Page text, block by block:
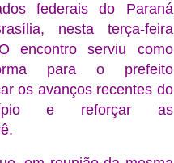
federais do Paraná
nesta terça-feira
encontro serviu como
para o prefeito
os avanços recentes do
e reforçar as